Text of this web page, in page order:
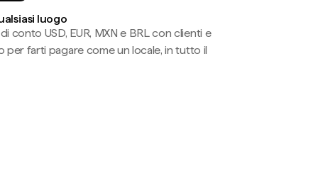
luogo
conto USD, EUR, MXN e BRL con clienti e
farti pagare come un locale, in tutto il